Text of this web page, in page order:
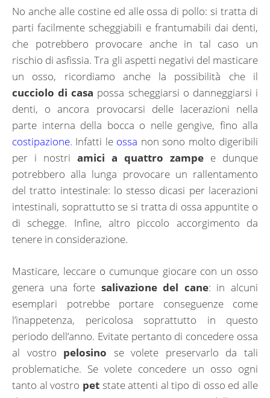
No anche alle costine ed alle ossa di pollo: si tratta di
parti facilmente scheggiabili e frantumabili dai denti,
che potrebbero provocare anche in tal caso un
rischio di asfissia. Tra gli aspetti negativi del masticare
un osso, ricordiamo anche la possibilità che il
cucciolo di casa possa scheggiarsi o danneggiarsi i
denti, o ancora provocarsi delle lacerazioni nella
parte interna della bocca o nelle gengive, fino alla
costipazione. Infatti le ossa non sono molto digeribili
per i nostri amici a quattro zampe e dunque
potrebbero alla lunga provocare un rallentamento
del tratto intestinale: lo stesso dicasi per lacerazioni
intestinali, soprattutto se si tratta di ossa appuntite o
di schegge. Infine, altro piccolo accorgimento da
tenere in considerazione.
Masticare, leccare o cumunque giocare con un osso
genera una forte salivazione del cane: in alcuni
esemplari potrebbe portare conseguenze come
l’inappetenza, pericolosa soprattutto in questo
periodo dell’anno. Evitate pertanto di concedere ossa
al vostro pelosino se volete preservarlo da tali
problematiche. Se volete concedere un osso ogni
tanto al vostro petstate attenti al tipo di osso ed alle